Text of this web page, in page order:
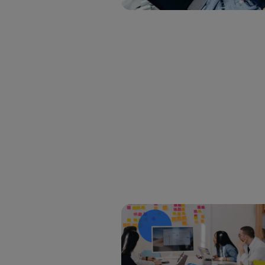
conecte
Puedes
inferior
Para